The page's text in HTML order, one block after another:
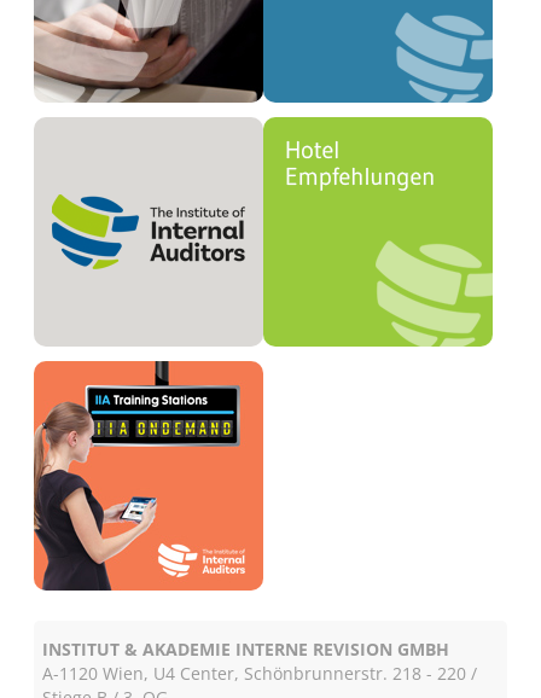
undefined undefined
undefined
INSTITUT & AKADEMIE INTERNE REVISION GMBH
A-1120 Wien, U4 Center, Schönbrunnerstr. 218 - 220 /